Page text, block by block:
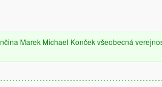
Marek Michael Končekvšeobecná